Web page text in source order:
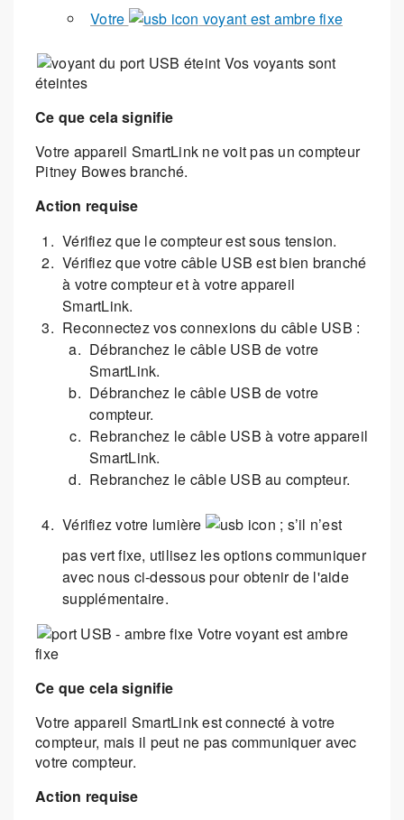
Votre
voyant est ambre fixe
Vos voyants sont
éteintes
Ce que cela signifie
Votre appareil SmartLink ne voit pas un compteur
Pitney Bowes branché.
Action requise
Vérifiez que le compteur est sous tension.
Vérifiez que votre câble USB est bien branché
à votre compteur et à votre appareil
SmartLink.
Reconnectez vos connexions du câble USB :
Débranchez le câble USB de votre
SmartLink.
Débranchez le câble USB de votre
compteur.
Rebranchez le câble USB à votre appareil
SmartLink.
Rebranchez le câble USB au compteur.
Vérifiez votre lumière
; s’il n’est
pas vert fixe, utilisez les options communiquer
avec nous ci-dessous pour obtenir de l'aide
supplémentaire.
Votre voyant est ambre
fixe
Ce que cela signifie
Votre appareil SmartLink est connecté à votre
compteur, mais il peut ne pas communiquer avec
votre compteur.
Action requise